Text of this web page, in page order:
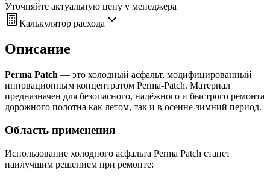
Уточняйте актуальную цену у менеджера
Калькулятор расхода
Описание
Perma Patch — это холодный асфальт, модифицированный
инновационным концентратом Perma‑Patch. Материал
предназначен для безопасного, надёжного и быстрого ремонта
дорожного полотна как летом, так и в осенне‑зимний период.
Область применения
Использование холодного асфальта Perma Patch станет
наилучшим решением при ремонте: